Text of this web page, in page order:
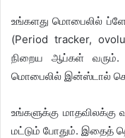
உங்களது மொபைலில் ப்ளே
(Period tracker,
நிறைய ஆப்கள் வரும்.
மொபைலில் இன்ஸ்டால்
உங்களுக்கு
மட்டும் போதும். இதைத்